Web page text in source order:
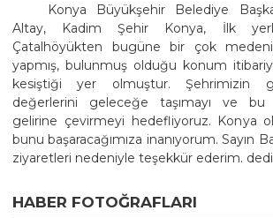
Konya Büyükşehir Belediye
Altay, Kadim Şehir Konya, İlk
Çatalhöyükten bugüne bir çok
yapmış, bulunmuş olduğu konum
kesiştiği yer olmuştur. Şehrimizin
değerlerini geleceğe taşımayı ve
gelirine çevirmeyi hedefliyoruz. Konya
bunu başaracağımıza inanıyorum. Sayın
ziyaretleri nedeniyle teşekkür ederim.
HABER FOTOĞRAFLARI